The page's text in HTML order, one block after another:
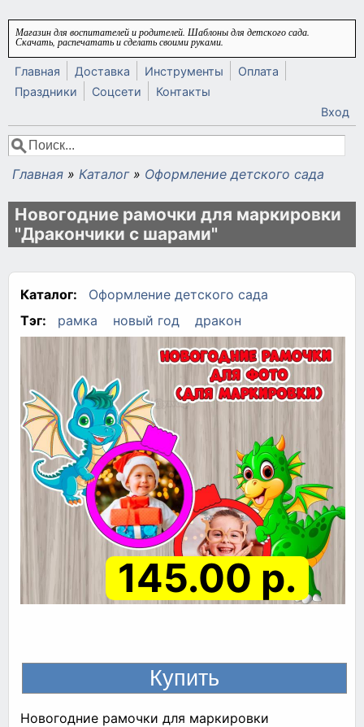
Перейти к основному содержанию
Магазин для воспитателей и родителей. Шаблоны для детского сада.
Скачать, распечатать и сделать своими руками.
Главная Доставка Инструменты
Оплата
Праздники
Соцсети
Контакты
Вход
Форма поиска
Поиск
Вы здесь
Главная » Каталог » Оформление детского сада
Новогодние рамочки для маркировки
"Дракончики с шарами"
Каталог:
Оформление детского сада
Тэг:
рамка новый год дракон
145.00 р.
Новогодние рамочки для маркировки